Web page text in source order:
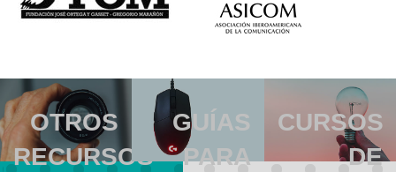
OTROS
RECURSOS
GUÍAS
PARA
CURSOS
DE